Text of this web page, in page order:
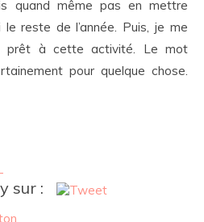
quand même pas en mettre
reste de l’année. Puis, je me
prêt à cette activité. Le mot
pour quelque chose.
sur :